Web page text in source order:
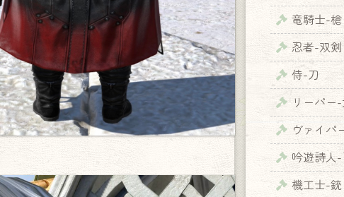
竜騎士-槍
忍者-双剣
侍-刀
リーパー
ヴァイパ
吟遊詩人-
機工士-銃